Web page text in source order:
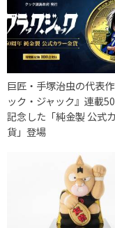
巨匠・手塚治虫の代表
ック・ジャック』連載
記念した「純金製 公式
貨」登場